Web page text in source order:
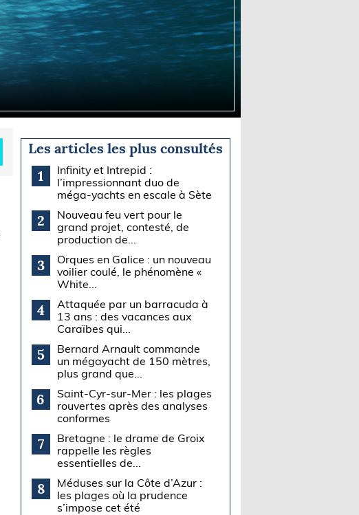
Les articles les plus consultés
1
Infinity et Intrepid :
l’impressionnant duo de
méga-yachts en escale à Sète
2
Nouveau feu vert pour le
grand projet, contesté, de
production de...
3
Orques en Galice : un nouveau
voilier coulé, le phénomène «
White...
4
Attaquée par un barracuda à
13 ans : des vacances aux
Caraïbes qui...
5
Bernard Arnault commande
un mégayacht de 150 mètres,
plus grand que...
6
Saint-Cyr-sur-Mer : les plages
rouvertes après des analyses
conformes
7
Bretagne : le drame de Groix
rappelle les règles
essentielles de...
8
Méduses sur la Côte d’Azur :
les plages où la prudence
s’impose cet été